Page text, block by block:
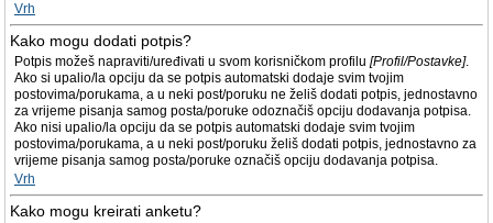
Vrh
Kako mogu dodati potpis?
Potpis možeš napraviti/uređivati u svom korisničkom profilu [Profil/Postavke].
Ako si upalio/la opciju da se potpis automatski dodaje svim tvojim
postovima/porukama, a u neki post/poruku ne želiš dodati potpis, jednostavno
za vrijeme pisanja samog posta/poruke odoznačiš opciju dodavanja potpisa.
Ako nisi upalio/la opciju da se potpis automatski dodaje svim tvojim
postovima/porukama, a u neki post/poruku želiš dodati potpis, jednostavno za
vrijeme pisanja samog posta/poruke označiš opciju dodavanja potpisa.
Vrh
Kako mogu kreirati anketu?